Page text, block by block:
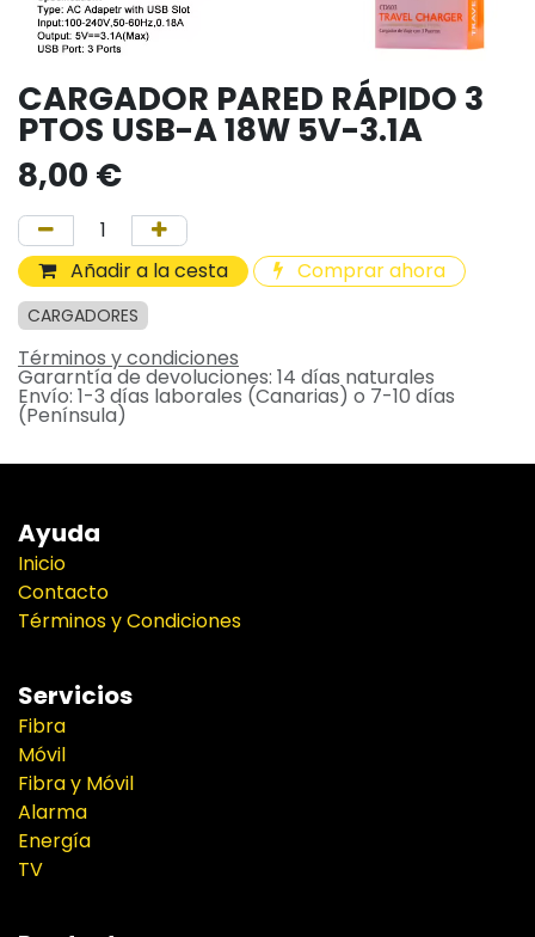
CARGADOR PARED RÁPIDO 3
PTOS USB-A 18W 5V-3.1A
8,00 €
Añadir a la cesta Comprar ahora
CARGADORES
Términos y condiciones
Gararntía de devoluciones: 14 días naturales
Envío: 1-3 días laborales (Canarias) o 7-10 días
(Península)
Ayuda
Inicio
Contacto
Términos y Condiciones
Servicios
Fibra
Móvil
Fibra y Móvil
Alarma
Energía
TV